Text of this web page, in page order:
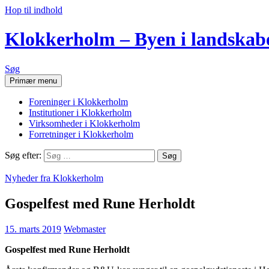
Hop til indhold
Klokkerholm – Byen i
Søg
Primær menu
Foreninger i Klokkerholm
Institutioner i Klokkerholm
Virksomheder i Klokkerholm
Forretninger i Klokkerholm
Søg efter:
Nyheder fra Klokkerholm
Gospelfest med Rune Herholdt
15. marts 2019 Webmaster
Gospelfest med Rune Herholdt